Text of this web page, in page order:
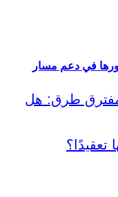
في دعم مسار